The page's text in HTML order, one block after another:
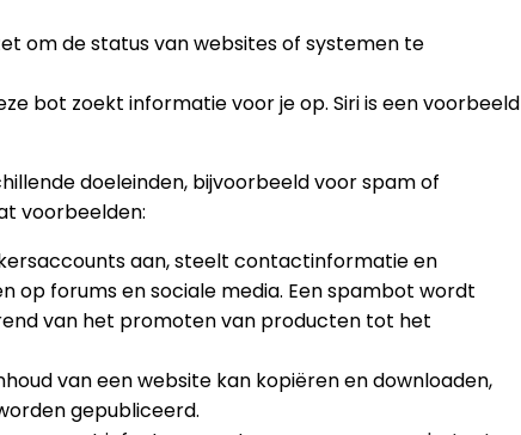
om de status van websites of systemen te
bot zoekt informatie voor je op. Siri is een voorbeeld
doeleinden, bijvoorbeeld voor spam of
voorbeelden:
aan, steelt contactinformatie en
op forums en sociale media. Een spambot wordt
van het promoten van producten tot het
van een website kan kopiëren en downloaden,
gepubliceerd.